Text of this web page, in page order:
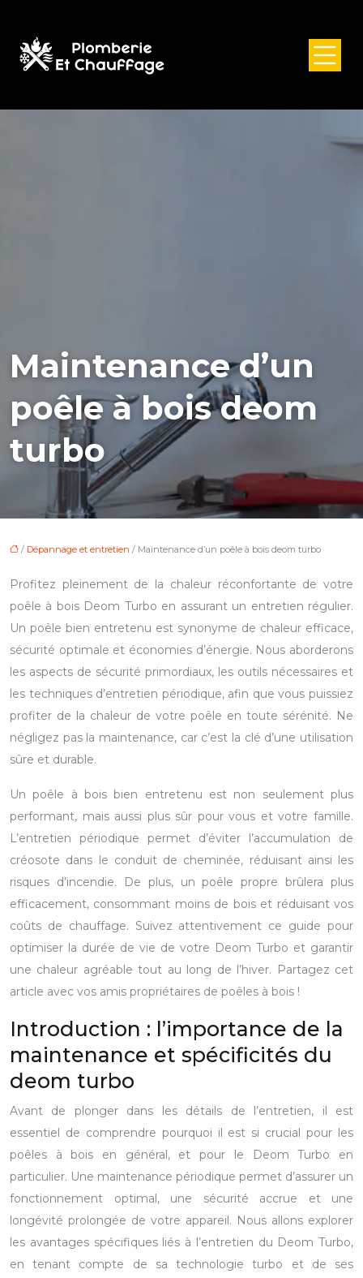
Maintenance d’un
poêle à bois deom
turbo
/ Dépannage et entretien / Maintenance d’un poêle à bois deom turbo
Profitez pleinement de la chaleur réconfortante de votre
poêle à bois Deom Turbo en assurant un entretien régulier.
Un poêle bien entretenu est synonyme de chaleur efficace,
sécurité optimale et économies d’énergie. Nous aborderons
les aspects de sécurité primordiaux, les outils nécessaires et
les techniques d’entretien périodique, afin que vous puissiez
profiter de la chaleur de votre poêle en toute sérénité. Ne
négligez pas la maintenance, car c’est la clé d’une utilisation
sûre et durable.
Un poêle à bois bien entretenu est non seulement plus
performant, mais aussi plus sûr pour vous et votre famille.
L’entretien périodique permet d’éviter l’accumulation de
créosote dans le conduit de cheminée, réduisant ainsi les
risques d’incendie. De plus, un poêle propre brûlera plus
efficacement, consommant moins de bois et réduisant vos
coûts de chauffage. Suivez attentivement ce guide pour
optimiser la durée de vie de votre Deom Turbo et garantir
une chaleur agréable tout au long de l’hiver. Partagez cet
article avec vos amis propriétaires de poêles à bois !
Introduction : l’importance de la
maintenance et spécificités du
deom turbo
Avant de plonger dans les détails de l’entretien, il est
essentiel de comprendre pourquoi il est si crucial pour les
poêles à bois en général, et pour le Deom Turbo en
particulier. Une maintenance périodique permet d’assurer un
fonctionnement optimal, une sécurité accrue et une
longévité prolongée de votre appareil. Nous allons explorer
les avantages spécifiques liés à l’entretien du Deom Turbo,
en tenant compte de sa technologie turbo et de ses